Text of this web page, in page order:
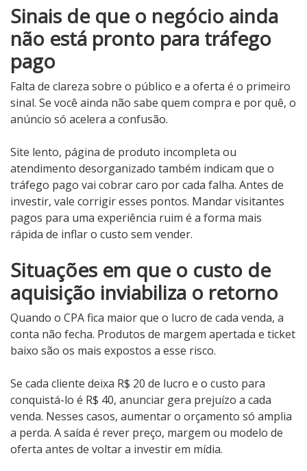
Sinais de que o negócio ainda
não está pronto para tráfego
pago
Falta de clareza sobre o público e a oferta é o primeiro
sinal. Se você ainda não sabe quem compra e por quê, o
anúncio só acelera a confusão.
Site lento, página de produto incompleta ou
atendimento desorganizado também indicam que o
tráfego pago vai cobrar caro por cada falha. Antes de
investir, vale corrigir esses pontos. Mandar visitantes
pagos para uma experiência ruim é a forma mais
rápida de inflar o custo sem vender.
Situações em que o custo de
aquisição inviabiliza o retorno
Quando o CPA fica maior que o lucro de cada venda, a
conta não fecha. Produtos de margem apertada e ticket
baixo são os mais expostos a esse risco.
Se cada cliente deixa R$ 20 de lucro e o custo para
conquistá-lo é R$ 40, anunciar gera prejuízo a cada
venda. Nesses casos, aumentar o orçamento só amplia
a perda. A saída é rever preço, margem ou modelo de
oferta antes de voltar a investir em mídia.